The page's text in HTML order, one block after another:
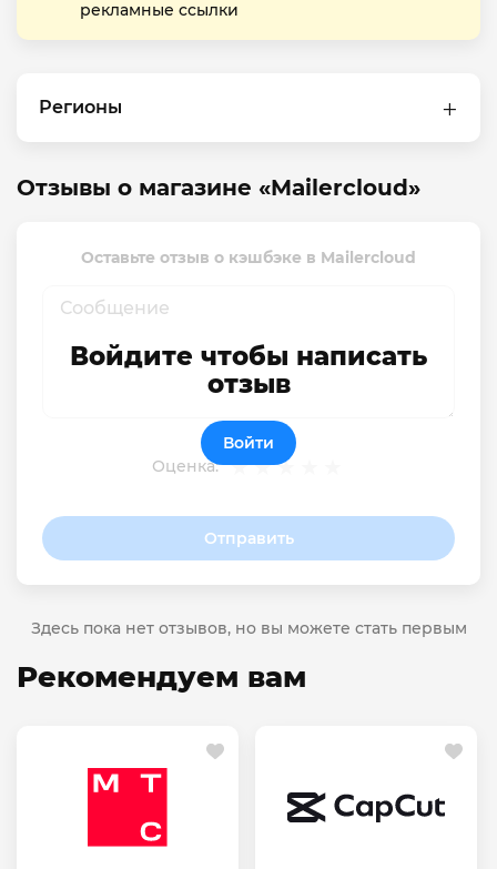
рекламные ссылки
Регионы
Отзывы о магазине «Mailercloud»
Оставьте отзыв о кэшбэке в Mailercloud
Оценка:
Отправить
Войдите чтобы написать
отзыв
Войти
Здесь пока нет отзывов, но вы можете стать первым
Рекомендуем вам